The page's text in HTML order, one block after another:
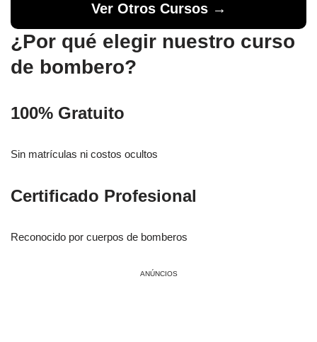
Ver Otros Cursos →
¿Por qué elegir nuestro curso
de bombero?
100% Gratuito
Sin matrículas ni costos ocultos
Certificado Profesional
Reconocido por cuerpos de bomberos
ANÚNCIOS